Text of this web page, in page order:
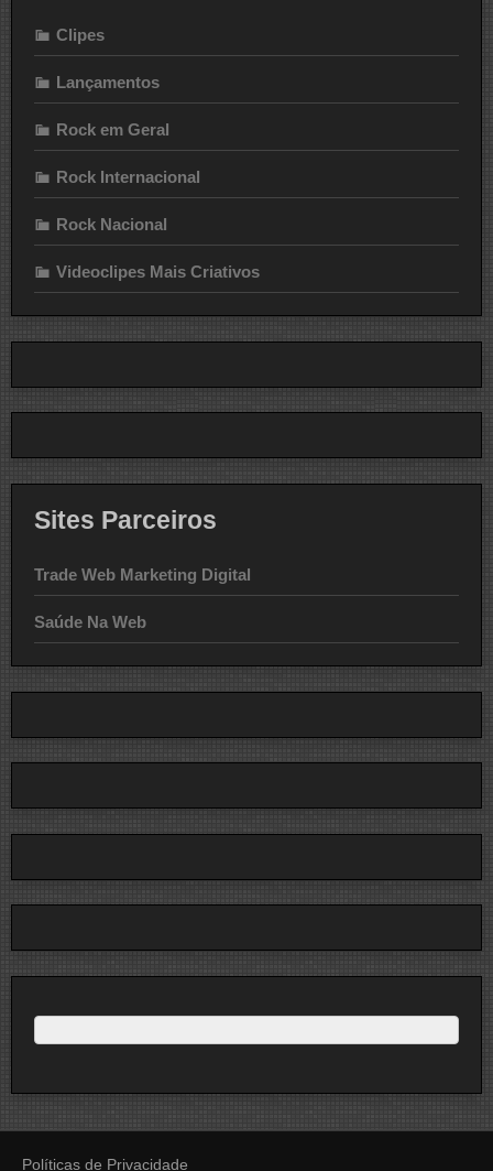
Clipes
Lançamentos
Rock em Geral
Rock Internacional
Rock Nacional
Videoclipes Mais Criativos
Sites Parceiros
Trade Web Marketing Digital
Saúde Na Web
Políticas de Privacidade